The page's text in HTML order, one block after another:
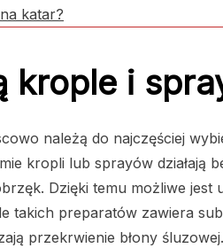
katar?
krople i
należą do najczęściej
kropli lub sprayów działają
Dzięki temu możliwe
takich preparatów zawiera
przekrwienie błony